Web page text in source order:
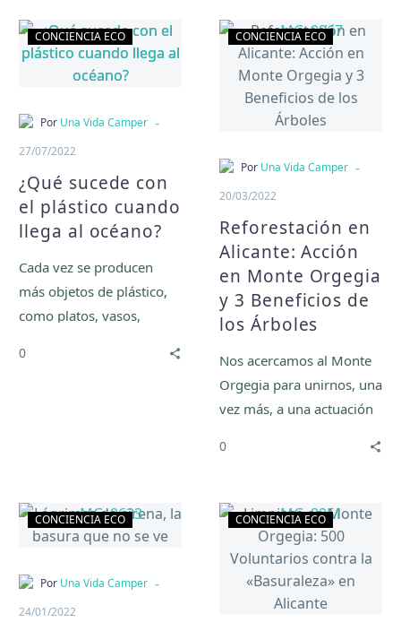
¿Qué
sucede
con
plástico
al
océano?
CONCIENCIA ECO
Por Una Vida Camper -
27/07/2022
¿Qué sucede con
el plástico cuando
llega al océano?
Cada vez se producen
más objetos de plástico,
como platos, vasos,
0
Reforestación
en
Alicante:
Acción
en
Orgegia
Beneficios
de
los
Árboles
CONCIENCIA ECO
Por Una Vida Camper -
20/03/2022
Reforestación en
Alicante: Acción
en Monte Orgegia
y 3 Beneficios de
los Árboles
Nos acercamos al Monte
Orgegia para unirnos, una
vez más, a una actuación
clima.
0
Lágrimas
de
la
CONCIENCIA ECO
Por Una Vida Camper -
24/01/2022
Limpieza
en
Monte
Orgegia:
500
CONCIENCIA ECO